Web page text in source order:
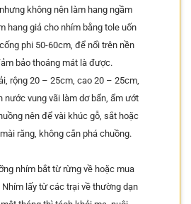
không nên làm hang ngầm
hang giả cho nhím bằng tole uốn
phi 50-60cm, để nổi trên nền
bảo thoáng mát là được.
rộng 20 – 25cm, cao 20 – 25cm,
nước vung vãi làm dơ bẩn, ẩm ướt
nên để vài khúc gỗ, sắt hoặc
răng, không cắn phá chuồng.
nhím bắt từ rừng về hoặc mua
lấy từ các trại về thường dạn